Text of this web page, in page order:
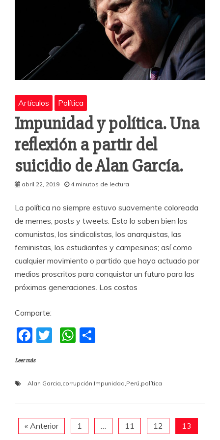
Artículos Política
Impunidad y política. Una
reflexión a partir del
suicidio de Alan García.
abril 22, 2019 4 minutos de lectura
La política no siempre estuvo suavemente coloreada
de memes, posts y tweets. Esto lo saben bien los
comunistas, los sindicalistas, los anarquistas, las
feministas, los estudiantes y campesinos; así como
cualquier movimiento o partido que haya actuado por
medios proscritos para conquistar un futuro para las
próximas generaciones. Los costos
Comparte:
F
c
e
o
o
T
er
W
s
p
p
p
rti
r
Leer más
Alan Garcia corrupción Impunidad Perú política
« Anterior 1 11 12 13